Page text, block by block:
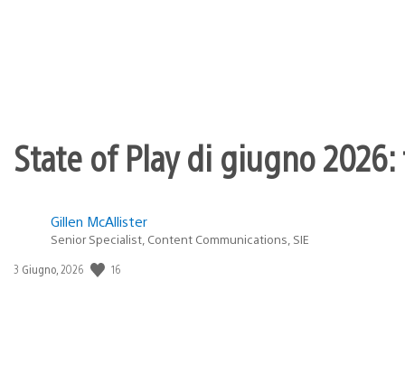
State of Play di giugno
Gillen McAllister
Senior Specialist, Content Communications, SIE
Data
3 Giugno, 2026 16